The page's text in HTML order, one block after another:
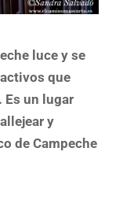
luce y se
que
Es un lugar
y
de Campeche